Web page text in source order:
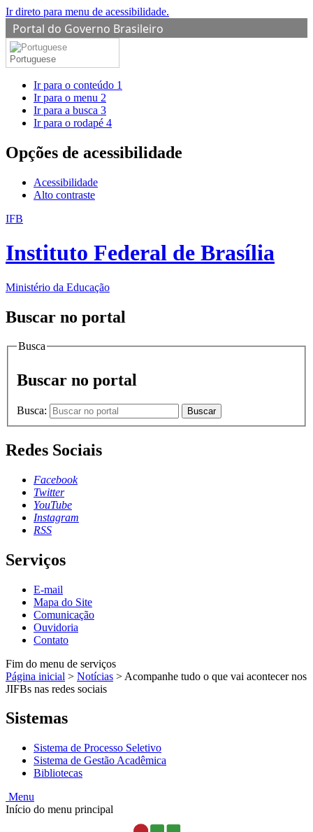
Ir direto para menu de acessibilidade.
Portal do Governo Brasileiro
Portuguese
Ir para o conteúdo 1
Ir para o menu 2
Ir para a busca 3
Ir para o rodapé 4
Opções de acessibilidade
Acessibilidade
Alto contraste
IFB
Instituto Federal de Brasília
Ministério da Educação
Buscar no portal
Busca
Buscar no portal
Busca: Buscar
Redes Sociais
Facebook
Twitter
YouTube
Instagram
RSS
Serviços
E-mail
Mapa do Site
Comunicação
Ouvidoria
Contato
Fim do menu de serviços
Página inicial > Notícias > Acompanhe tudo o que vai acontecer nos
JIFBs nas redes sociais
Sistemas
Sistema de Processo Seletivo
Sistema de Gestão Acadêmica
Bibliotecas
Menu
Início do menu principal